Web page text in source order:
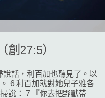
創27:5）
說話，利百加也聽見了。以
6 利百加就對她兒子雅各
說： 7 『你去把野獸帶